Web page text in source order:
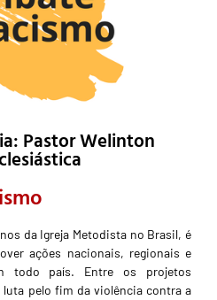
Pastor Welinton
da Igreja Metodista no Brasil, é
ações nacionais, regionais e
todo país. Entre os projetos
pelo fim da violência contra a